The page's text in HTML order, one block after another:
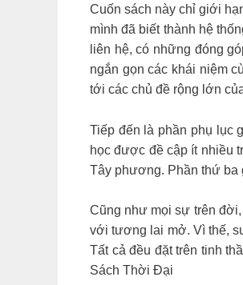
Cuốn sách này chỉ giới
mình đã biết thành hệ
liên hệ, có những đóng
ngắn gọn các khái niệm
tới các chủ đề rộng lớn
Tiếp đến là phần phụ lục
học được đề cập ít nhiều
Tây phương. Phần thứ ba
Cũng như mọi sự trên
với tương lai mở. Vì thế,
Tất cả đều đặt trên tinh
Sách Thời Đại